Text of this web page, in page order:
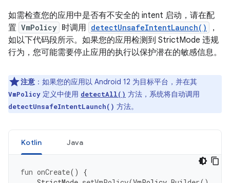
如需检查您的应用中是否有不安全的 intent 启动，请在配
置 VmPolicy 时调用 detectUnsafeIntentLaunch()
，
如以下代码段所示。如果您的应用检测到 StrictMode 违规
行为，您可能需要停止应用的执行以保护潜在的敏感信息。
注意 ： 如果您的应用以 Android 12 为目标平台，并在其
VmPolicy 定义中使用 detectAll() 方法，系统将自动调用
detectUnsafeIntentLaunch() 方法。
Kotlin Java
fun onCreate()
{